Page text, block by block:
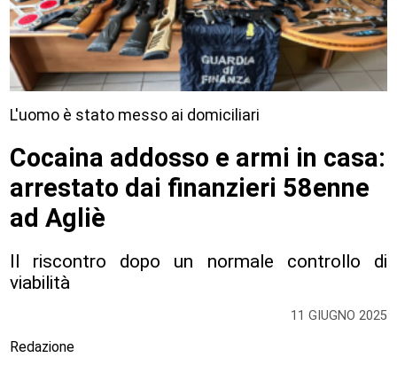
11 GIUGNO 2025
L'uomo è stato messo ai domiciliari
Cocaina addosso e armi in casa:
arrestato dai finanzieri 58enne
ad Agliè
Il riscontro dopo un normale controllo di
viabilità
Redazione